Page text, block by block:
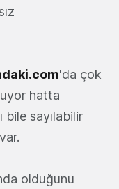
'da çok
hatta
bile sayılabilir
olduğunu